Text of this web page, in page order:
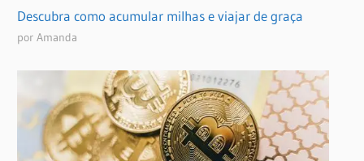
Descubra como acumular milhas e viajar de graça
por Amanda